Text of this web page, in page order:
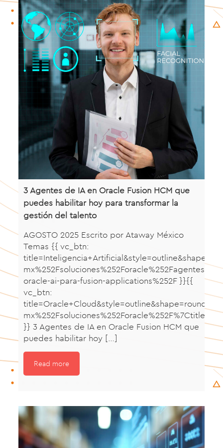
3 Agentes de IA en Oracle Fusion HCM que
puedes habilitar hoy para transformar la
gestión del talento
AGOSTO 2025 Escrito por Ataway México
Temas {{ vc_btn:
mx%252Fsoluciones%252Foracle%252Fagentes-
oracle-ai-para-fusion-applications%252F }}{{
vc_btn:
}} 3 Agentes de IA en Oracle Fusion HCM que
puedes habilitar hoy[…]
Read more